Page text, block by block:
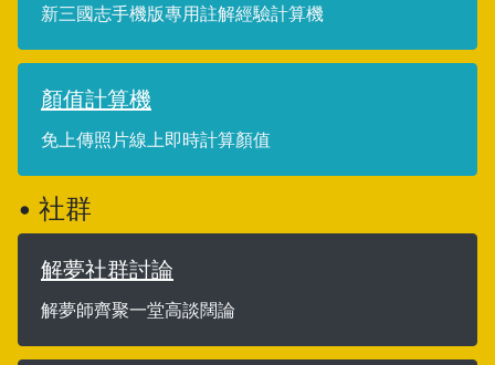
新三國志手機版專用註解經驗計算機
顏值計算機
免上傳照片線上即時計算顏值
• 社群
解夢社群討論
解夢師齊聚一堂高談闊論